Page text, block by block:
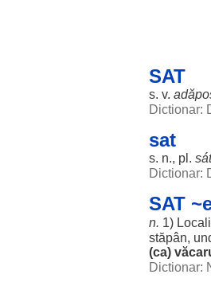
SAT
s. v.
Dictionar:
sat
s. n., pl.
Dictionar:
SAT
n. 1)
stăpân,
(ca)
Dictionar: